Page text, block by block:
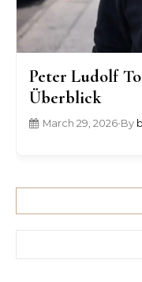
Peter Ludolf
Überblick
March 29, 2026•By